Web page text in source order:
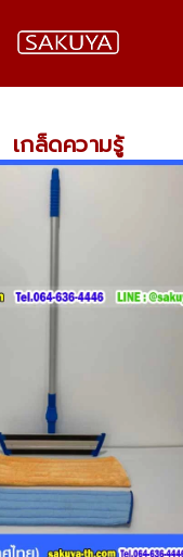
เกล็ดความรู้